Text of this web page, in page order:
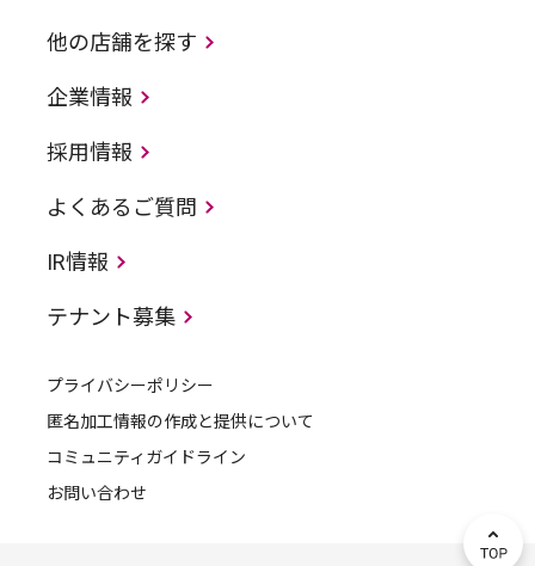
他の店舗を探す
企業情報
採用情報
よくあるご質問
IR情報
テナント募集
プライバシーポリシー
匿名加工情報の作成と提供について
コミュニティガイドライン
お問い合わせ